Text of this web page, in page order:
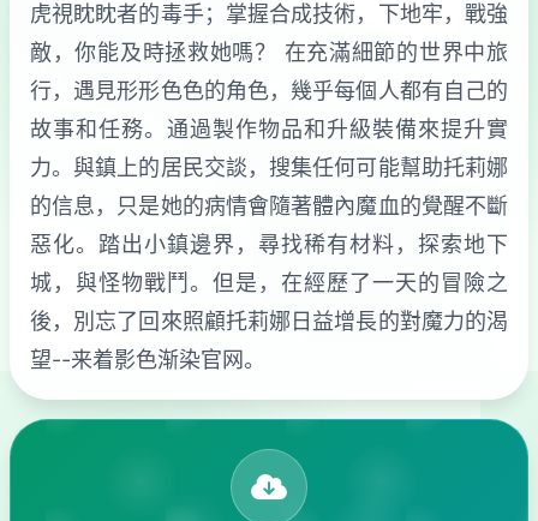
虎視眈眈者的毒手；掌握合成技術，下地牢，戰強
敵，你能及時拯救她嗎？ 在充滿細節的世界中旅
行，遇見形形色色的角色，幾乎每個人都有自己的
故事和任務。通過製作物品和升級裝備來提升實
力。與鎮上的居民交談，搜集任何可能幫助托莉娜
的信息，只是她的病情會隨著體內魔血的覺醒不斷
惡化。踏出小鎮邊界，尋找稀有材料，探索地下
城，與怪物戰鬥。但是，在經歷了一天的冒險之
後，別忘了回來照顧托莉娜日益增長的對魔力的渴
望--来着影色渐染官网。